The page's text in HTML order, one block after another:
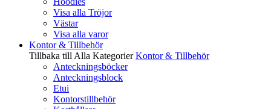
Visa alla Tröjor
Västar
Visa alla varor
Kontor & Tillbehör
Tillbaka till Alla Kategorier Kontor & Tillbehör
Anteckningsböcker
Anteckningsblock
Etui
Kontorstillbehör